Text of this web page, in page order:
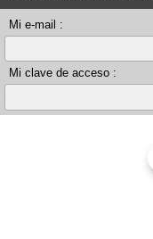
Mi e-mail :
Mi clave de acceso :